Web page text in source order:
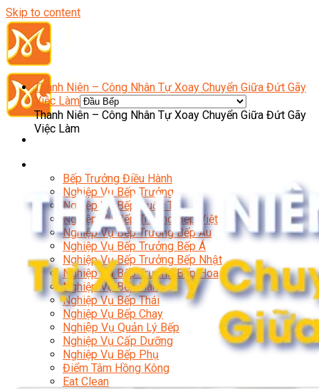
Skip to content
Bếp Trưởng Điều Hành
Nghiệp Vụ Bếp Trưởng
Nghiệp Vụ Bếp Quốc Tế
Nghiệp Vụ Bếp Trưởng Bếp Việt
Nghiệp Vụ Bếp Trưởng Bếp Âu
Nghiệp Vụ Bếp Trưởng Bếp Á
Nghiệp Vụ Bếp Trưởng Bếp Nhật
Nghiệp Vụ Bếp Trưởng Bếp Hoa
Nghiệp Vụ Bếp Hàn
Nghiệp Vụ Bếp Thái
Nghiệp Vụ Bếp Chay
Nghiệp Vụ Quản Lý Bếp
Nghiệp Vụ Cấp Dưỡng
Nghiệp Vụ Bếp Phụ
Điểm Tâm Hồng Kông
Eat Clean
Thanh Niên – Công Nhân Tự Xoay Chuyển Giữa Đứt Gãy
Việc Làm
Thanh Niên – Công Nhân Tự Xoay Chuyển Giữa Đứt Gãy
Việc Làm